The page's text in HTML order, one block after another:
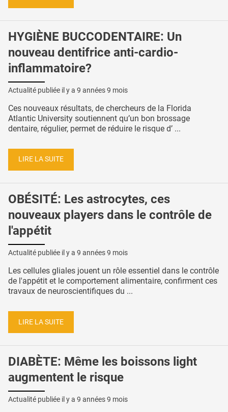
HYGIÈNE BUCCODENTAIRE: Un
nouveau dentifrice anti-cardio-
inflammatoire?
Actualité publiée il y a 9 années 9 mois
Ces nouveaux résultats, de chercheurs de la Florida
Atlantic University soutiennent qu’un bon brossage
dentaire, régulier, permet de réduire le risque d’ ...
LIRE LA SUITE
OBÉSITÉ: Les astrocytes, ces
nouveaux players dans le contrôle de
l'appétit
Actualité publiée il y a 9 années 9 mois
Les cellules gliales jouent un rôle essentiel dans le contrôle
de l'appétit et le comportement alimentaire, confirment ces
travaux de neuroscientifiques du ...
LIRE LA SUITE
DIABÈTE: Même les boissons light
augmentent le risque
Actualité publiée il y a 9 années 9 mois